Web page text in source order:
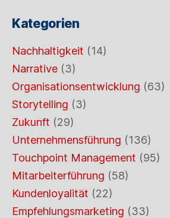
Kategorien
Nachhaltigkeit (14)
Narrative (3)
Organisationsentwicklung (63)
Storytelling (3)
Zukunft (29)
Unternehmensführung (136)
Touchpoint Management (95)
Mitarbeiterführung (58)
Kundenloyalität (22)
Empfehlungsmarketing (33)